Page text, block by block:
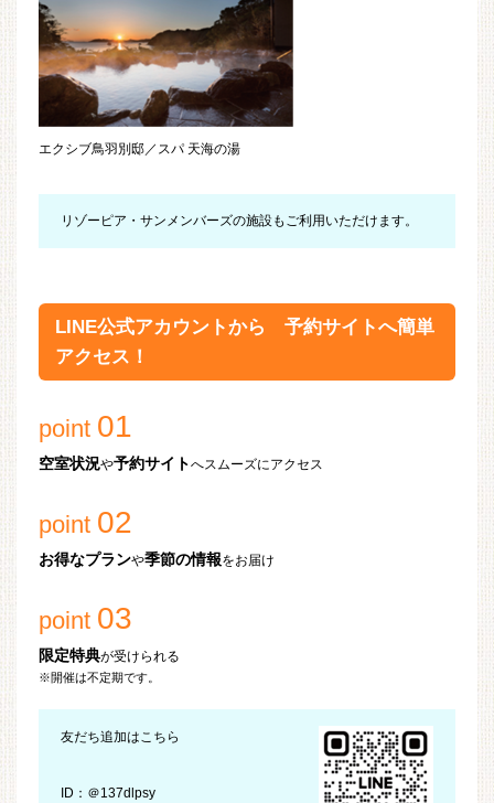
エクシブ鳥羽別邸／スパ 天海の湯
リゾーピア・サンメンバーズの施設もご利用いただけます。
LINE公式アカウントから 予約サイトへ簡単
アクセス！
point 01
空室状況や予約サイトへスムーズにアクセス
point 02
お得なプランや季節の情報をお届け
point 03
限定特典が受けられる
※開催は不定期です。
友だち追加はこちら
ID：＠137dlpsy